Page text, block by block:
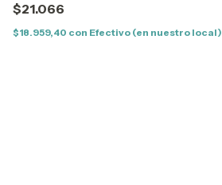
$21.066
$18.959,40 con Efectivo (en nuestro local)